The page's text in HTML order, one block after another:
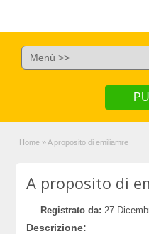
Home » A proposito di emiliamre
A proposito di
Registrato da: 27
Descrizione: